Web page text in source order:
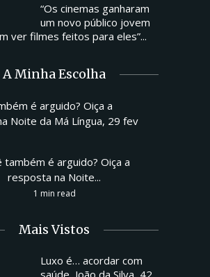
“Os cinemas ganharam
um novo público jovem
ver filmes feitos para eles”...
A Minha Escolha
também é arguido? Oiça a
resposta na Noite...
1 min read
Mais Vistos
Luxo é… acordar com
saúde, João da Silva, 42